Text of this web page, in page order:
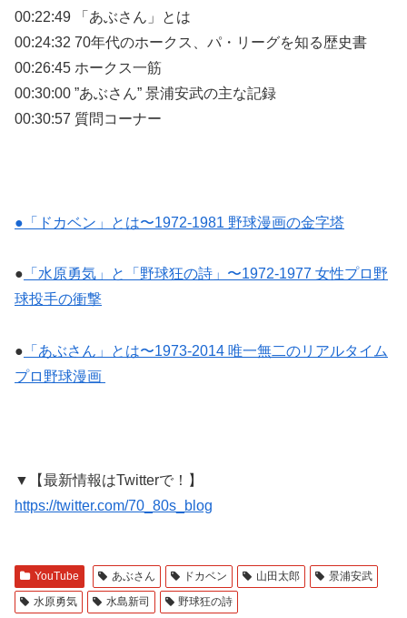
00:22:49 「あぶさん」とは
00:24:32 70年代のホークス、パ・リーグを知る歴史書
00:26:45 ホークス一筋
00:30:00 ”あぶさん” 景浦安武の主な記録
00:30:57 質問コーナー
●「ドカベン」とは〜1972-1981 野球漫画の金字塔
● 「水原勇気」と「野球狂の詩」〜1972-1977 女性プロ野
球投手の衝撃
● 「あぶさん」とは〜1973-2014 唯一無二のリアルタイム
プロ野球漫画
▼【最新情報はTwitterで！】
https://twitter.com/70_80s_blog
YouTube あぶさん ドカベン 山田太郎
景浦安武
水原勇気
水島新司 野球狂の詩